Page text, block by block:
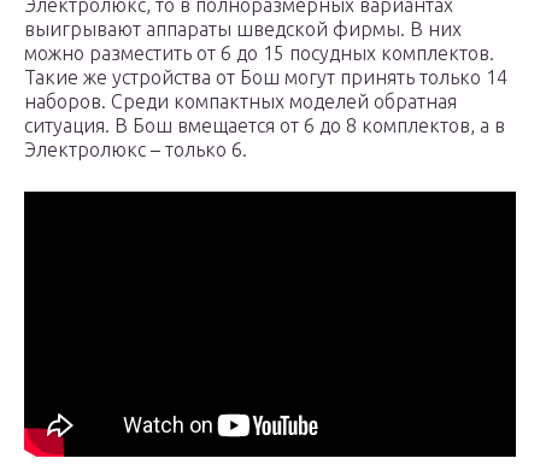
Электролюкс, то в полноразмерных вариантах
выигрывают аппараты шведской фирмы. В них
можно разместить от 6 до 15 посудных комплектов.
Такие же устройства от Бош могут принять только 14
наборов. Среди компактных моделей обратная
ситуация. В Бош вмещается от 6 до 8 комплектов, а в
Электролюкс – только 6.